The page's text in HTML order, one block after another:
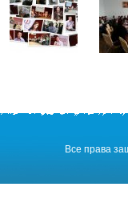
Все права